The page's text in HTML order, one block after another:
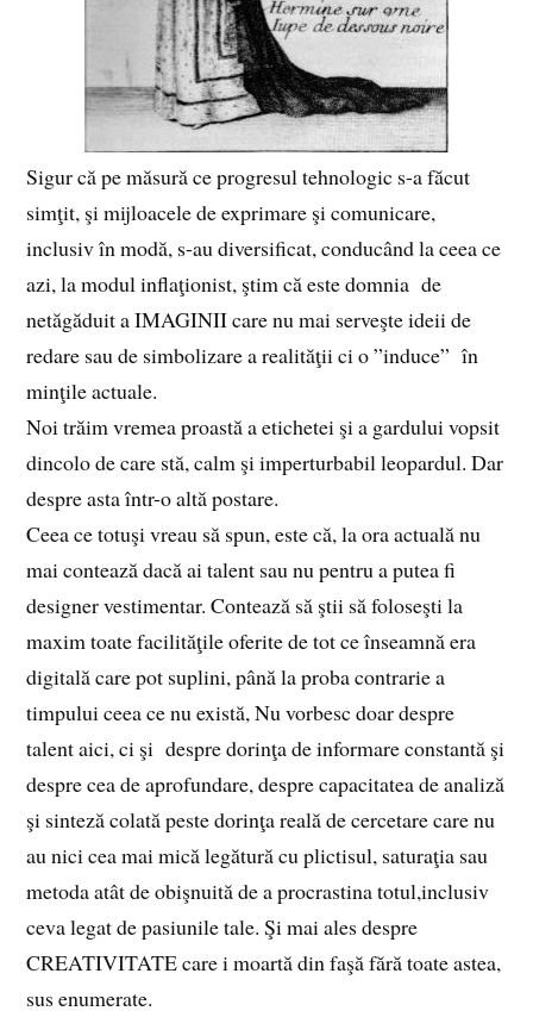
Sigur că pe măsură ce progresul tehnologic s-a făcut
simţit, şi mijloacele de exprimare şi comunicare,
inclusiv în modă, s-au diversificat, conducând la ceea ce
azi, la modul inflaţionist, ştim că este domnia de
netăgăduit a IMAGINII care nu mai serveşte ideii de
redare sau de simbolizare a realităţii ci o ”induce” în
minţile actuale.
Noi trăim vremea proastă a etichetei şi a gardului vopsit
dincolo de care stă, calm şi imperturbabil leopardul. Dar
despre asta într-o altă postare.
Ceea ce totuşi vreau să spun, este că, la ora actuală nu
mai contează dacă ai talent sau nu pentru a putea fi
designer vestimentar. Contează să ştii să foloseşti la
maxim toate facilităţile oferite de tot ce înseamnă era
digitală care pot suplini, până la proba contrarie a
timpului ceea ce nu există, Nu vorbesc doar despre
talent aici, ci şi despre dorinţa de informare constantă şi
despre cea de aprofundare, despre capacitatea de analiză
şi sinteză colată peste dorinţa reală de cercetare care nu
au nici cea mai mică legătură cu plictisul, saturaţia sau
metoda atât de obişnuită de a procrastina totul,inclusiv
ceva legat de pasiunile tale. Şi mai ales despre
CREATIVITATE care i moartă din faşă fără toate astea,
sus enumerate.